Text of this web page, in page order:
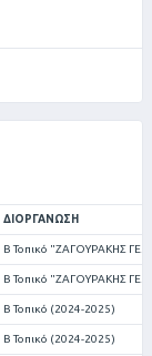
ΔΙΟΡΓΆΝΩΣΗ
Β Τοπικό "ΖΑΓΟΥΡΑΚΗΣ
Β Τοπικό "ΖΑΓΟΥΡΑΚΗΣ
Β Τοπικό (2024-2025)
Β Τοπικό (2024-2025)